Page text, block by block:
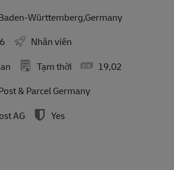
Württemberg,Germany
Nhân viên
Tạm thời
19,02
& Parcel Germany
AG
Yes